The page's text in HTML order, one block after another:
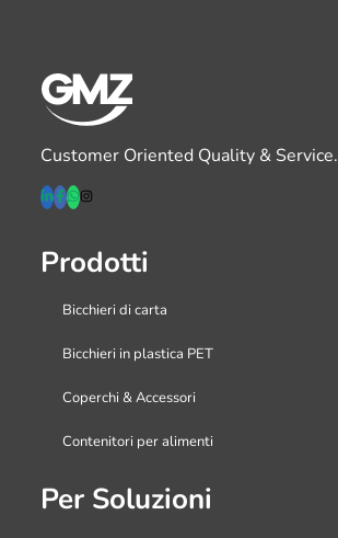
Customer Oriented Quality & Service.
Prodotti
Bicchieri di carta
Bicchieri in plastica PET
Coperchi & Accessori
Contenitori per alimenti
Per Soluzioni